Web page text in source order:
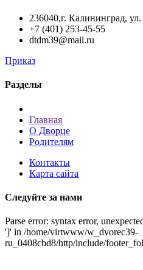
236040,г. Калининград,
+7 (401) 253-45-55
dtdm39@mail.ru
Приказ
Разделы
Главная
О Дворце
Родителям
Контакты
Карта сайта
Следуйте за нами
Parse error: syntax error,
']' in /home/virtwww/w_dvorec39-
ru_0408cbd8/http/include/